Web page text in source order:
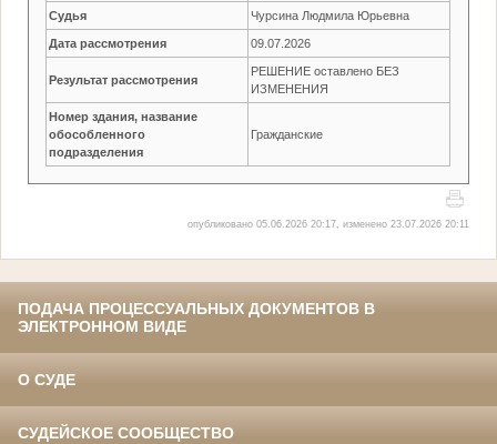
Судья Чурсина Людмила Юрьевна
Дата рассмотрения 09.07.2026
Результат рассмотрения
РЕШЕНИЕ оставлено БЕЗ
ИЗМЕНЕНИЯ
Номер здания, название
обособленного
подразделения
Гражданские
опубликовано 05.06.2026 20:17, изменено 23.07.2026 20:11
ПОДАЧА ПРОЦЕССУАЛЬНЫХ ДОКУМЕНТОВ В
ЭЛЕКТРОННОМ ВИДЕ
О СУДЕ
СУДЕЙСКОЕ СООБЩЕСТВО